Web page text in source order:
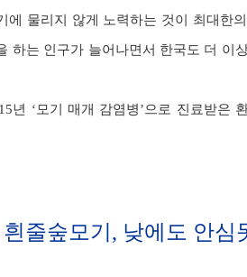
에 물리지 않게 노력하는 것이 최대한
하는 인구가 늘어나면서 한국도 더 이
년 ‘모기 매개 감염병’으로 진료받은
줄숲모기, 낮에도 안심